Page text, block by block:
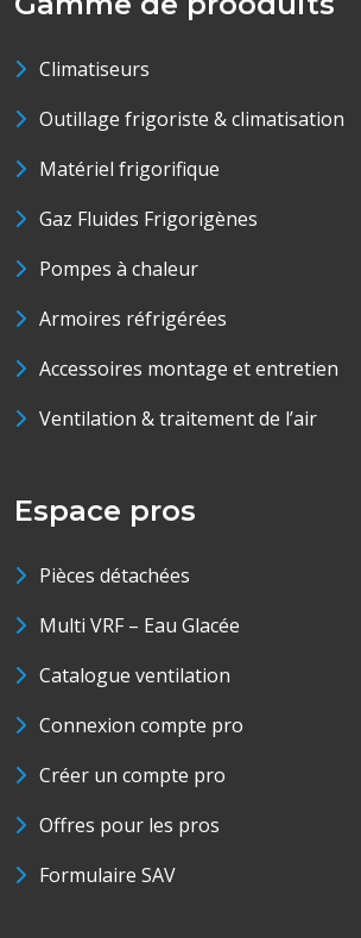
Climatiseurs
Outillage frigoriste & climatisation
Matériel frigorifique
Gaz Fluides Frigorigènes
Pompes à chaleur
Armoires réfrigérées
Accessoires montage et entretien
Ventilation & traitement de l’air
Espace pros
Pièces détachées
Multi VRF – Eau Glacée
Catalogue ventilation
Connexion compte pro
Créer un compte pro
Offres pour les pros
Formulaire SAV